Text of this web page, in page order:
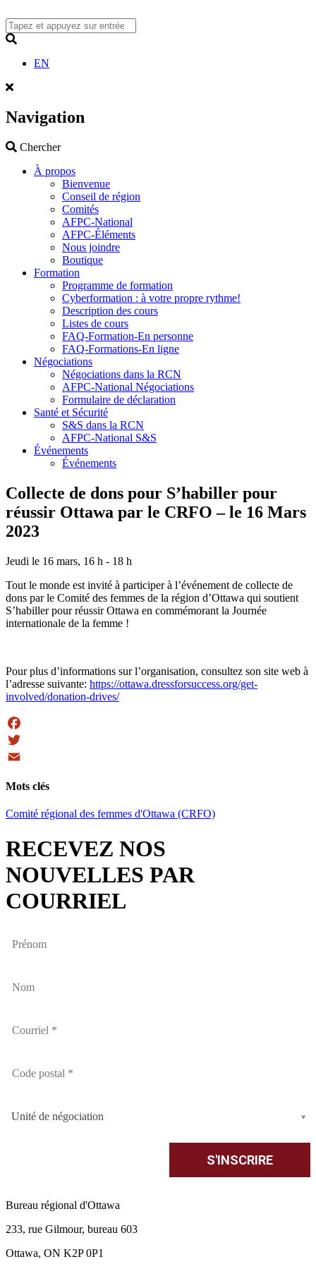
to
content
EN
Navigation
ChercherSearch
À propos
Bienvenue
Conseil de région
Comités
AFPC-National
AFPC-Éléments
Nous joindre
Boutique
Formation
Programme de formation
Cyberformation : à votre propre rythme!
Description des cours
Listes de cours
FAQ-Formation-En personne
FAQ-Formations-En ligne
Négociations
Négociations dans la RCN
AFPC-National Négociations
Formulaire de déclaration
Santé et Sécurité
S&S dans la RCN
AFPC-National S&S
Événements
Événements
Collecte de dons pour S’habiller pour
réussir Ottawa par le CRFO – le 16 Mars
2023
Jeudi le 16 mars, 16 h - 18 h
Tout le monde est invité à participer à l’événement de collecte de
dons par le Comité des femmes de la région d’Ottawa qui soutient
S’habiller pour réussir Ottawa en commémorant la Journée
internationale de la femme !
Pour plus d’informations sur l’organisation, consultez son site web à
l’adresse suivante: https://ottawa.dressforsuccess.org/get-
involved/donation-drives/
Facebook
Twitter
Mots clés
Comité régional des femmes d'Ottawa (CRFO)
RECEVEZ NOS
NOUVELLES PAR
COURRIEL
Unité de négociation
Bureau régional d'Ottawa
233, rue Gilmour, bureau 603
Ottawa, ON K2P 0P1